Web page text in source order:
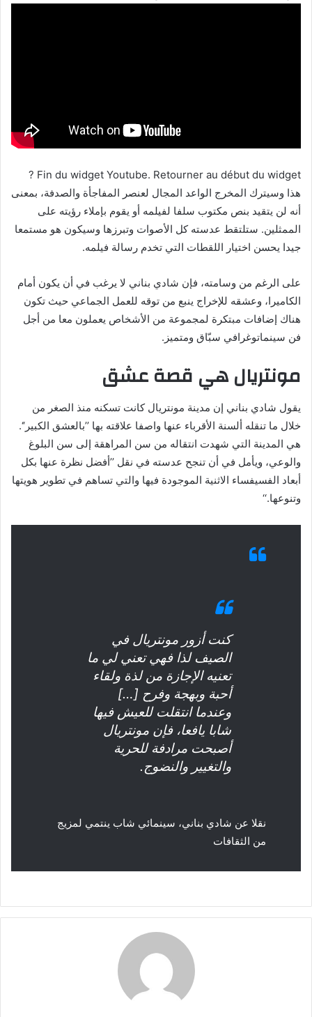
Fin du widget Youtube. Retourner au début du widget ?
هذا وسيترك المخرج الواعد المجال لعنصر المفاجأة والصدفة، بمعنى
أنه لن يتقيد بنص مكتوب سلفا لفيلمه أو يقوم بإملاء رؤيته على
الممثلين. ستلتقط عدسته كل الأصوات وتبرزها وسيكون هو مستمعا
جيدا يحسن اختيار اللقطات التي تخدم رسالة فيلمه.
على الرغم من وسامته، فإن شادي بناني لا يرغب في أن يكون أمام
الكاميرا، وعشقه للإخراج ينبع من توقه للعمل الجماعي حيث تكون
هناك إضافات مبتكرة لمجموعة من الأشخاص يعملون معا من أجل
فن سينماتوغرافي سبّاق ومتميز.
مونتريال هي قصة عشق
يقول شادي بناني إن مدينة مونتريال كانت تسكنه منذ الصغر من
خلال ما تنقله ألسنة الأقرباء عنها واصفا علاقته بها ’’بالعشق الكبير‘‘.
هي المدينة التي شهدت انتقاله من سن المراهقة إلى سن البلوغ
والوعي، ويأمل في أن تنجح عدسته في نقل ’’أفضل نظرة عنها بكل
أبعاد الفسيفساء الاثنية الموجودة فيها والتي تساهم في تطوير هويتها
وتنوعها.‘‘
كنت أزور مونتريال في
الصيف لذا فهي تعني لي ما
تعنيه الإجازة من لذة ولقاء
أحبة وبهجة وفرح […]
وعندما انتقلت للعيش فيها
شابا يافعا، فإن مونتريال
أصبحت مرادفة للحرية
والتغيير والنضوج.
نقلا عن شادي بناني، سينمائي شاب ينتمي لمزيج
من الثقافات